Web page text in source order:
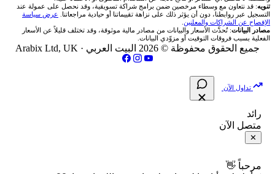
انتراكتيف بروكرز IBKR
شركات تداول في العراق
شركات تداول في فلسطين
🇯🇴 بورصة عمّان
🇧🇭 بورصة البحرين
فلتر الأسهم الشرعي
📋 جميع الأسهم
📌 حاسبة النقاط المحورية
📏 حاسبة حجم المركز
📈 حاسبة عائد التداول
📊 حاسبة الربح التراكمي
🧮 حاسبة متوسط سعر السهم
💱 أسعار العملات والفوركس
💵 سعر الريال السعودي في مصر
📅 المؤشرات الاقتصادية
فريق المؤلفين
مقالات تعليمية
سياسة تقييم الشركات
الإبلاغ عن شركة نصابة
شروط الاستخدام
تنويه: قد نتعاون مع وسطاء مرخصين ضمن برامج شراكة تسويقية، وقد نحصل على عمولة عند
التسجيل عبر روابطنا، دون أن يؤثر ذلك على نزاهة تقييماتنا أو حيادية مراجعاتنا. عرض سياسة
الإفصاح عن الشراكات والمعلنين
مصادر البيانات: تُحدَّث الأسعار والبيانات من مصادر مالية موثوقة، وقد تختلف قليلاً عن الأسعار
الفعلية بسبب فروقات التوقيت أو مزوّدي البيانات.
جميع الحقوق محفوظة © 2026 البيت العربي · Arabix Ltd, UK
تداول الآن
رائد
متصل الآن
✕
مرحباً 👋